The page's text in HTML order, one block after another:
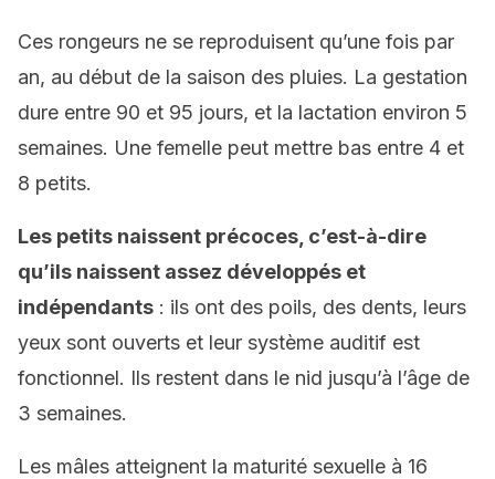
Ces rongeurs ne se reproduisent qu’une fois par
an, au début de la saison des pluies. La gestation
dure entre 90 et 95 jours, et la lactation environ 5
semaines. Une femelle peut mettre bas entre 4 et
8 petits.
Les petits naissent précoces, c’est-à-dire
qu’ils naissent assez développés et
indépendants : ils ont des poils, des dents, leurs
yeux sont ouverts et leur système auditif est
fonctionnel. Ils restent dans le nid jusqu’à l’âge de
3 semaines.
Les mâles atteignent la maturité sexuelle à 16